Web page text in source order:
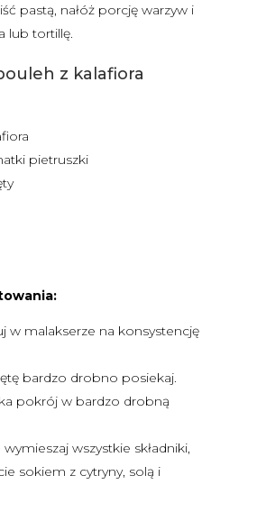
pastą, nałóż porcję warzyw i
lub tortillę.
z kalafiora
pietruszki
w malakserze na konsystencję
bardzo drobno posiekaj.
pokrój w bardzo drobną
wszystkie składniki,
sokiem z cytryny, solą i